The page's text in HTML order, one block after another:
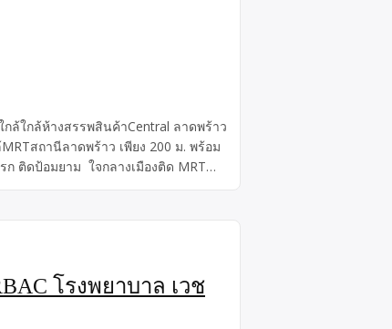
ล้ใกล้ห้างสรรพสินค้าCentral ลาดพร้าว
สถานีลาดพร้าว เพียง 200 ม. พร้อม
ติดป้อมยาม ใจกลางเมืองติด MRT
โรงพยาบาล เวช